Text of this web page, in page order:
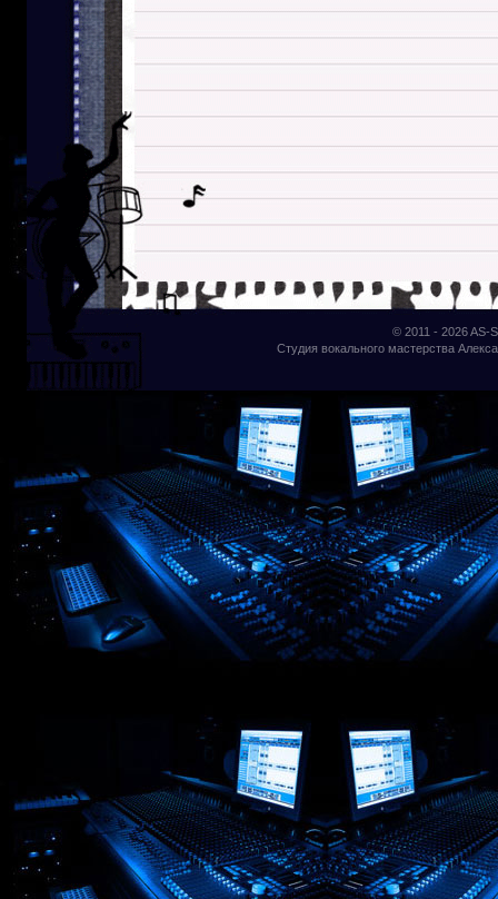
© 2011 - 2026AS-
Студия вокального мастерства